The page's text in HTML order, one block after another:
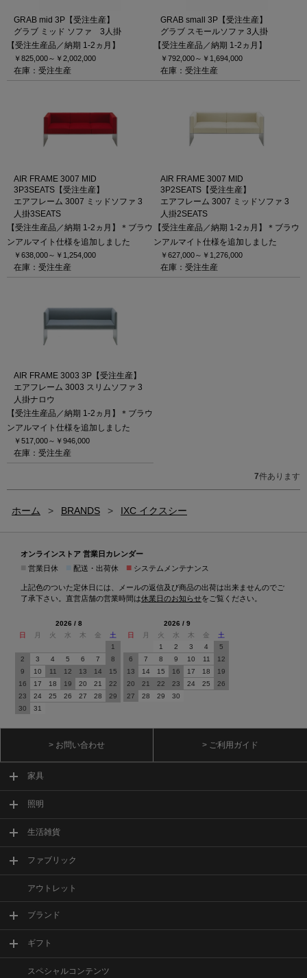
GRAB mid 3P【受注生産】
グラブ ミッド ソファ 3人掛
【受注生産品／納期 1-2ヵ月】
￥825,000～ ￥2,002,000
在庫：受注生産
GRAB small 3P【受注生産】
グラブ スモールソファ 3人掛
【受注生産品／納期 1-2ヵ月】
￥792,000～ ￥1,694,000
在庫：受注生産
AIR FRAME 3007 MID
3P3SEATS【受注生産】
エアフレーム 3007 ミッドソファ 3
人掛3SEATS
【受注生産品／納期 1-2ヵ月】＊ブラウ
ンアルマイト仕様を追加しました
￥638,000～ ￥1,254,000
在庫：受注生産
AIR FRAME 3007 MID
3P2SEATS【受注生産】
エアフレーム 3007 ミッドソファ 3
人掛2SEATS
【受注生産品／納期 1-2ヵ月】＊ブラウ
ンアルマイト仕様を追加しました
￥627,000～ ￥1,276,000
在庫：受注生産
AIR FRAME 3003 3P【受注生産】
エアフレーム 3003 スリムソファ 3
人掛ナロウ
【受注生産品／納期 1-2ヵ月】＊ブラウ
ンアルマイト仕様を追加しました
￥517,000～ ￥946,000
在庫：受注生産
7件あります
ホーム > BRANDS > IXC イクスシー
オンラインストア 営業日カレンダー
営業日休 配送・出荷休 ■ システムメンテナンス
上記色のついた定休日には、メールの返信及び商品の出荷は出来ませんのでご
了承下さい。直営店舗の営業時間は休業日のお知らせをご覧ください。
2026 / 8
日
月 火 水 木 金
土
1
2
3 4 5 6 7
8
9
10 11 12 13 14
15
16
17 18 19 20 21
22
23
24 25 26 27 28
29
30
31
2026 / 9
日
月 火 水 木 金
土
1
2 3 4
5
6
7 8 9 10 11
12
13
14 15 16 17 18
19
20
21 22 23 24 25
26
27
28 29 30
> お問い合わせ > ご利用ガイド
家具
照明
生活雑貨
ファブリック
アウトレット
ブランド
ギフト
スペシャルコンテンツ